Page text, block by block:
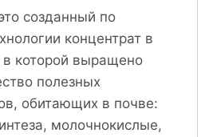
созданный по
концентрат в
которой выращено
полезных
обитающих в почве:
молочнокислые,